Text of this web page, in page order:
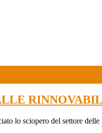
lo sciopero del settore